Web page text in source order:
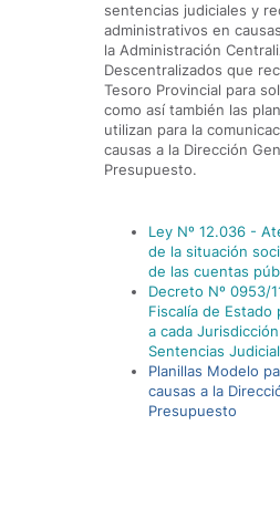
sentencias judiciales y
administrativos en
la Administración
Descentralizados que
Tesoro Provincial para
como así también las
utilizan para la
causas a la Dirección
Presupuesto.
Ley Nº 12.036 -
de la situación
de las cuentas
Decreto Nº 0953/
Fiscalía de
a cada
Sentencias
Planillas Modelo
causas a la
Presupuesto